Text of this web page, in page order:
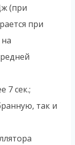
(при
при
7 сек.;
так и